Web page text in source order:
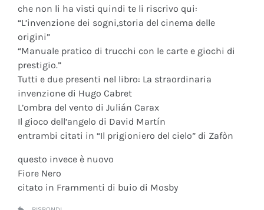
che non li ha visti quindi te li riscrivo qui:
“L’invenzione dei sogni,storia del cinema delle
origini”
“Manuale pratico di trucchi con le carte e giochi di
prestigio.”
Tutti e due presenti nel libro: La straordinaria
invenzione di Hugo Cabret
L’ombra del vento di Julián Carax
Il gioco dell’angelo di David Martín
entrambi citati in “Il prigioniero del cielo” di Zafòn
questo invece è nuovo
Fiore Nero
citato in Frammenti di buio di Mosby